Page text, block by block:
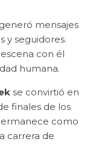
mensajes
y seguidores.
con él
humana.
se convirtió en
finales de los
como
carrera de